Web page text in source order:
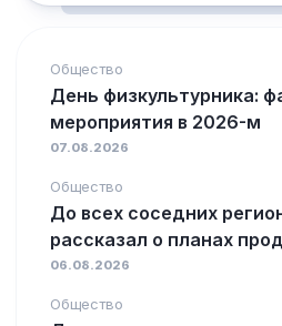
Общество
День физкультурника:
мероприятия в 2026-м
07.08.2026
Общество
До всех соседних
рассказал о планах
06.08.2026
Общество